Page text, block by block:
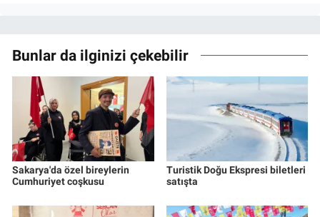
Bunlar da ilginizi çekebilir
Sakarya'da özel bireylerin
Cumhuriyet coşkusu
Turistik Doğu Ekspresi biletleri
satışta